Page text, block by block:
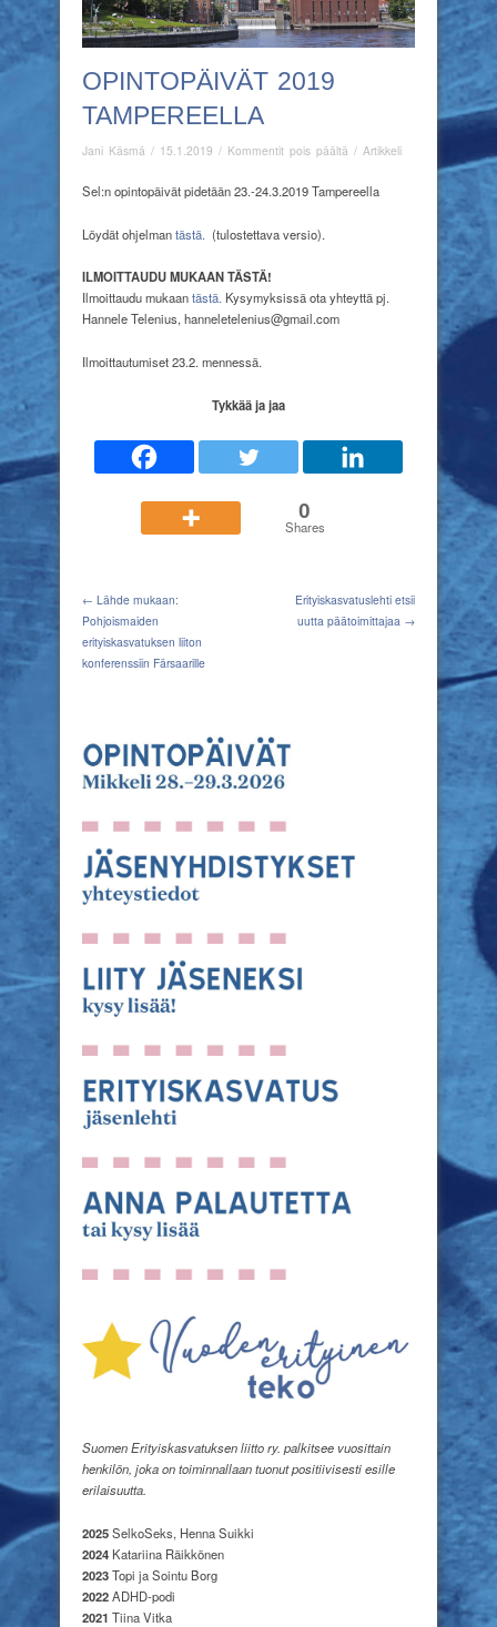
OPINTOPÄIVÄT 2019
TAMPEREELLA
Jani Käsmä / 15.1.2019 / Kommentit pois päältä artikkelissa
2019
/ Artikkeli
Sel:n opintopäivät pidetään 23.-24.3.2019 Tampereella
Löydät ohjelmantästä. (tulostettava versio).
ILMOITTAUDU MUKAAN TÄSTÄ!
Ilmoittaudu mukaantästä. Kysymyksissä ota yhteyttä pj.
Hannele Telenius, hanneletelenius@gmail.com
Ilmoittautumiset 23.2. mennessä.
Tykkää ja jaa
0
Shares
← Lähde mukaan:
Pohjoismaiden
erityiskasvatuksen liiton
konferenssiin Färsaarille
Erityiskasvatuslehti etsii
uutta päätoimittajaa →
Suomen Erityiskasvatuksen liitto ry. palkitsee vuosittain
henkilön, joka on toiminnallaan tuonut positiivisesti esille
erilaisuutta.
2025SelkoSeks, Henna Suikki
2024 Katariina Räikkönen
2023Topi ja Sointu Borg
2022ADHD-podi
2021 Tiina Vitka